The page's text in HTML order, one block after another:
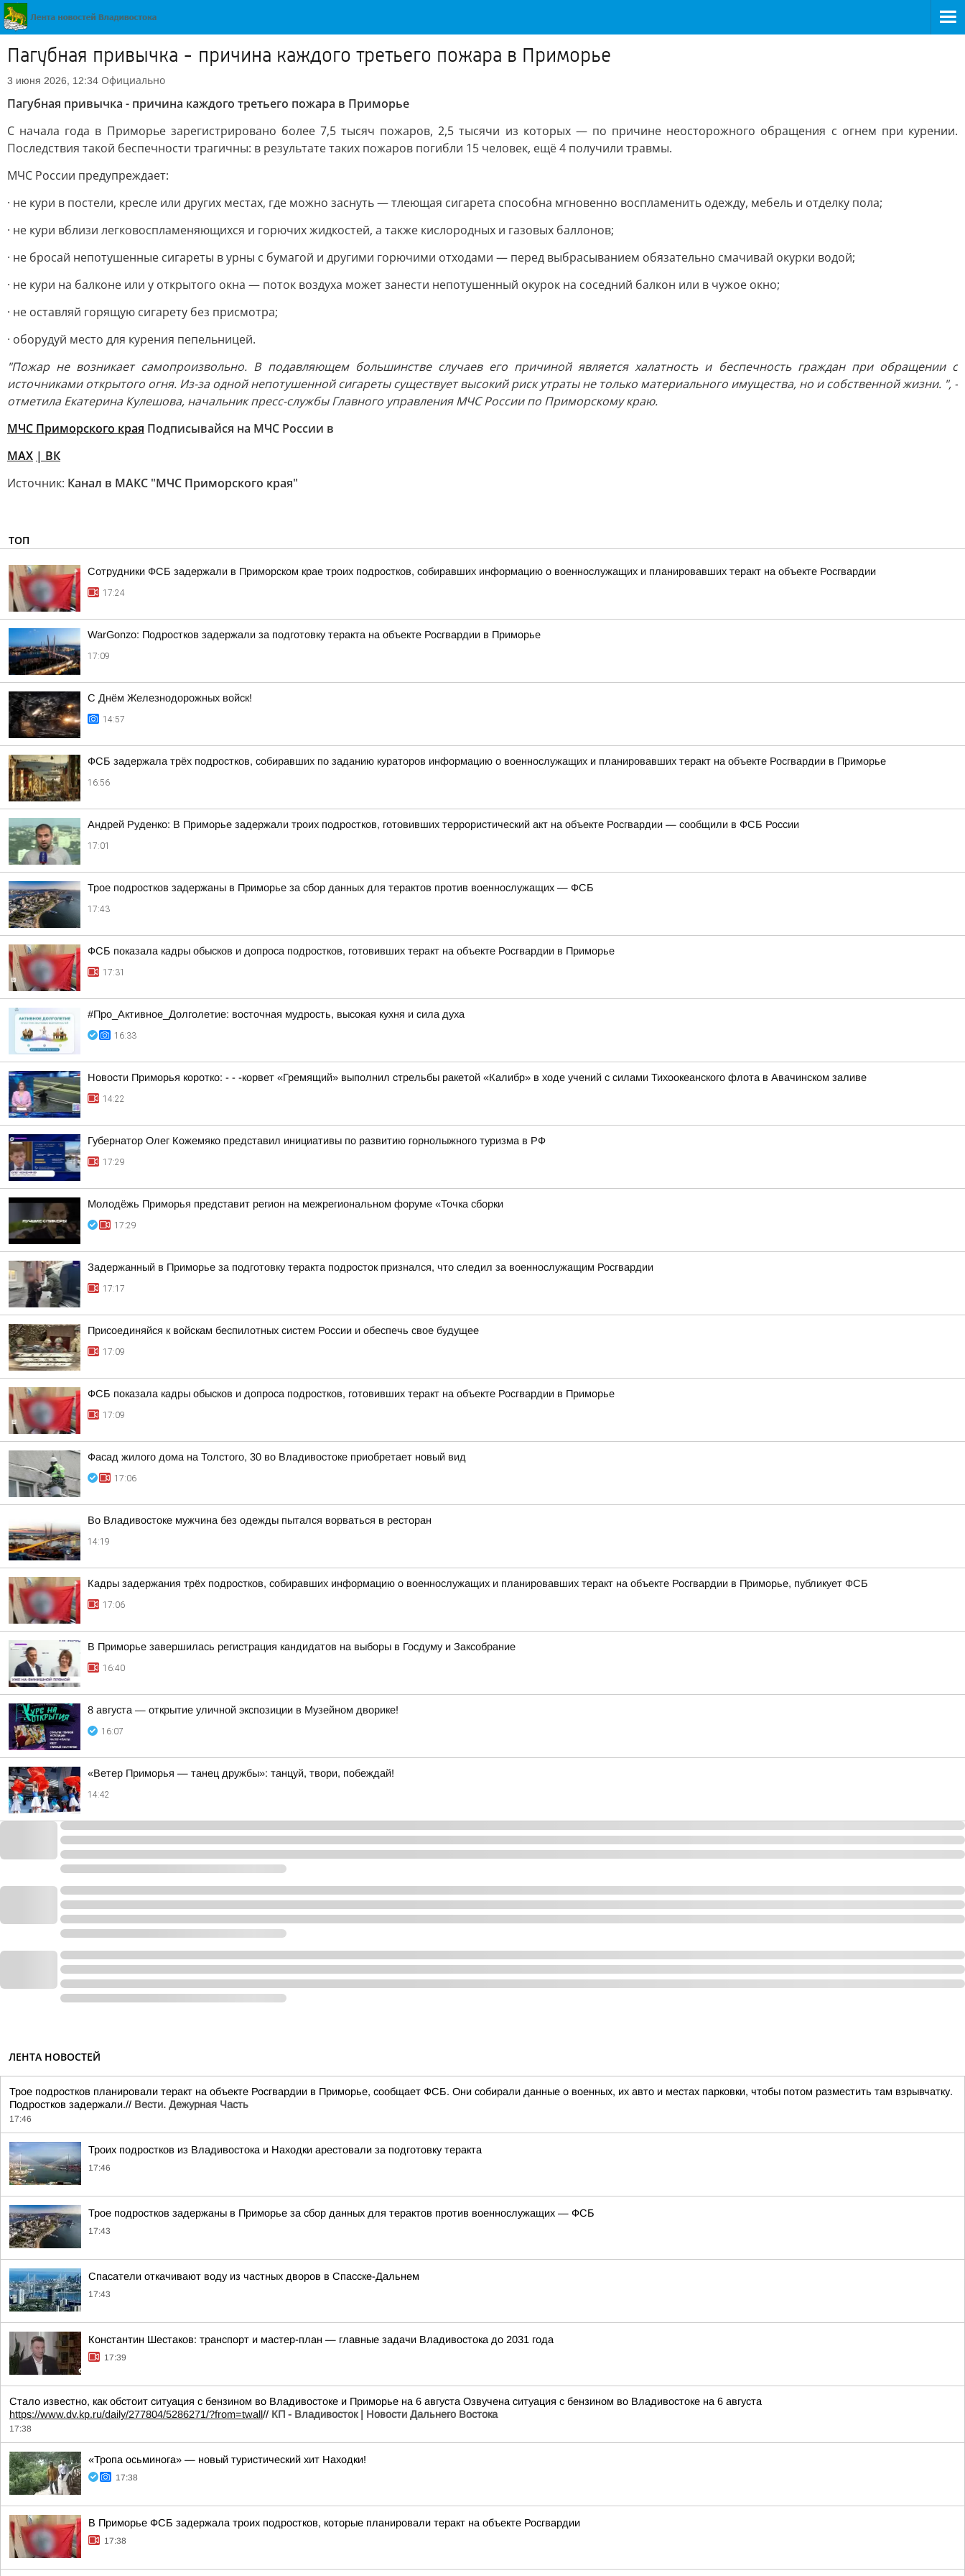
Пагубная привычка - причина каждого третьего пожара в Приморье
3 июня 2026, 12:34 Официально
Пагубная привычка - причина каждого третьего пожара в Приморье
С начала года в Приморье зарегистрировано более 7,5 тысяч пожаров, 2,5 тысячи из которых — по причине неосторожного обращения с огнем при курении.
Последствия такой беспечности трагичны: в результате таких пожаров погибли 15 человек, ещё 4 получили травмы.
МЧС России предупреждает:
· не кури в постели, кресле или других местах, где можно заснуть — тлеющая сигарета способна мгновенно воспламенить одежду, мебель и отделку пола;
· не кури вблизи легковоспламеняющихся и горючих жидкостей, а также кислородных и газовых баллонов;
· не бросай непотушенные сигареты в урны с бумагой и другими горючими отходами — перед выбрасыванием обязательно смачивай окурки водой;
· не кури на балконе или у открытого окна — поток воздуха может занести непотушенный окурок на соседний балкон или в чужое окно;
· не оставляй горящую сигарету без присмотра;
· оборудуй место для курения пепельницей.
"Пожар не возникает самопроизвольно. В подавляющем большинстве случаев его причиной является халатность и беспечность граждан при обращении с
источниками открытого огня. Из-за одной непотушенной сигареты существует высокий риск утраты не только материального имущества, но и собственной жизни. ", -
отметила Екатерина Кулешова, начальник пресс-службы Главного управления МЧС России по Приморскому краю.
МЧС Приморского края Подписывайся на МЧС России в
MAX | ВК
Источник: Канал в МАКС "МЧС Приморского края"
ТОП
Сотрудники ФСБ задержали в Приморском крае троих подростков, собиравших информацию о военнослужащих и планировавших теракт на объекте Росгвардии
17:24
WarGonzo: Подростков задержали за подготовку теракта на объекте Росгвардии в Приморье
17:09
С Днём Железнодорожных войск!
14:57
ФСБ задержала трёх подростков, собиравших по заданию кураторов информацию о военнослужащих и планировавших теракт на объекте Росгвардии в Приморье
16:56
Андрей Руденко: В Приморье задержали троих подростков, готовивших террористический акт на объекте Росгвардии — сообщили в ФСБ России
17:01
Трое подростков задержаны в Приморье за сбор данных для терактов против военнослужащих — ФСБ
17:43
ФСБ показала кадры обысков и допроса подростков, готовивших теракт на объекте Росгвардии в Приморье
17:31
#Про_Активное_Долголетие: восточная мудрость, высокая кухня и сила духа
16:33
Новости Приморья коротко: - - -корвет «Гремящий» выполнил стрельбы ракетой «Калибр» в ходе учений с силами Тихоокеанского флота в Авачинском заливе
14:22
Губернатор Олег Кожемяко представил инициативы по развитию горнолыжного туризма в РФ
17:29
Молодёжь Приморья представит регион на межрегиональном форуме «Точка сборки
17:29
Задержанный в Приморье за подготовку теракта подросток признался, что следил за военнослужащим Росгвардии
17:17
Присоединяйся к войскам беспилотных систем России и обеспечь свое будущее
17:09
ФСБ показала кадры обысков и допроса подростков, готовивших теракт на объекте Росгвардии в Приморье
17:09
Фасад жилого дома на Толстого, 30 во Владивостоке приобретает новый вид
17:06
Во Владивостоке мужчина без одежды пытался ворваться в ресторан
14:19
Кадры задержания трёх подростков, собиравших информацию о военнослужащих и планировавших теракт на объекте Росгвардии в Приморье, публикует ФСБ
17:06
В Приморье завершилась регистрация кандидатов на выборы в Госдуму и Заксобрание
16:40
8 августа — открытие уличной экспозиции в Музейном дворике!
16:07
«Ветер Приморья — танец дружбы»: танцуй, твори, побеждай!
14:42
ЛЕНТА НОВОСТЕЙ
Трое подростков планировали теракт на объекте Росгвардии в Приморье, сообщает ФСБ. Они собирали данные о военных, их авто и местах парковки, чтобы потом разместить там взрывчатку.
Подростков задержали.// Вести. Дежурная Часть
17:46
Троих подростков из Владивостока и Находки арестовали за подготовку теракта
17:46
Трое подростков задержаны в Приморье за сбор данных для терактов против военнослужащих — ФСБ
17:43
Спасатели откачивают воду из частных дворов в Спасске-Дальнем
17:43
Константин Шестаков: транспорт и мастер-план — главные задачи Владивостока до 2031 года
17:39
Стало известно, как обстоит ситуация с бензином во Владивостоке и Приморье на 6 августа Озвучена ситуация с бензином во Владивостоке на 6 августа
https://www.dv.kp.ru/daily/277804/5286271/?from=twall// КП - Владивосток | Новости Дальнего Востока
17:38
«Тропа осьминога» — новый туристический хит Находки!
17:38
В Приморье ФСБ задержала троих подростков, которые планировали теракт на объекте Росгвардии
17:38